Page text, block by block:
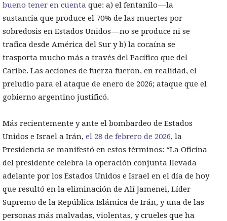
bueno tener en cuenta que: a) el fentanilo — la
sustancia que produce el 70% de las muertes por
sobredosis en Estados Unidos — no se produce ni se
trafica desde América del Sur y b) la cocaína se
trasporta mucho más a través del Pacífico que del
Caribe. Las acciones de fuerza fueron, en realidad, el
preludio para el ataque de enero de 2026; ataque que el
gobierno argentino justificó.
Más recientemente y ante el bombardeo de Estados
Unidos e Israel a Irán, el 28 de febrero de 2026, la
Presidencia se manifestó en estos términos: “La Oficina
del presidente celebra la operación conjunta llevada
adelante por los Estados Unidos e Israel en el día de hoy
que resultó en la eliminación de Alí Jamenei, Líder
Supremo de la República Islámica de Irán, y una de las
personas más malvadas, violentas, y crueles que ha